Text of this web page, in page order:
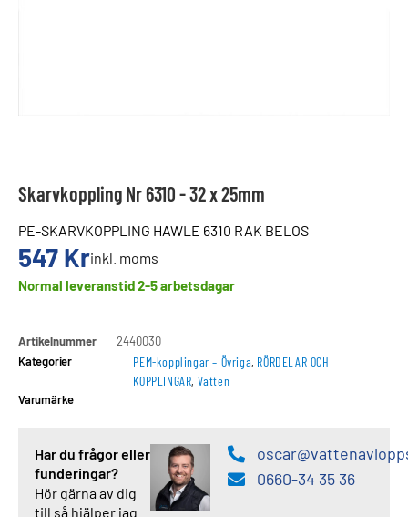
Skarvkoppling Nr 6310 - 32 x 25mm
PE-SKARVKOPPLING HAWLE 6310 RAK BELOS
547 Krinkl. moms
Normal leveranstid 2-5 arbetsdagar
Artikelnummer
2440030
Kategorier
PEM-kopplingar – Övriga, RÖRDELAR OCH
KOPPLINGAR, Vatten
Varumärke
Har du frågor eller
funderingar?
Hör gärna av dig
till så hjälper jag
0660-34 35 36